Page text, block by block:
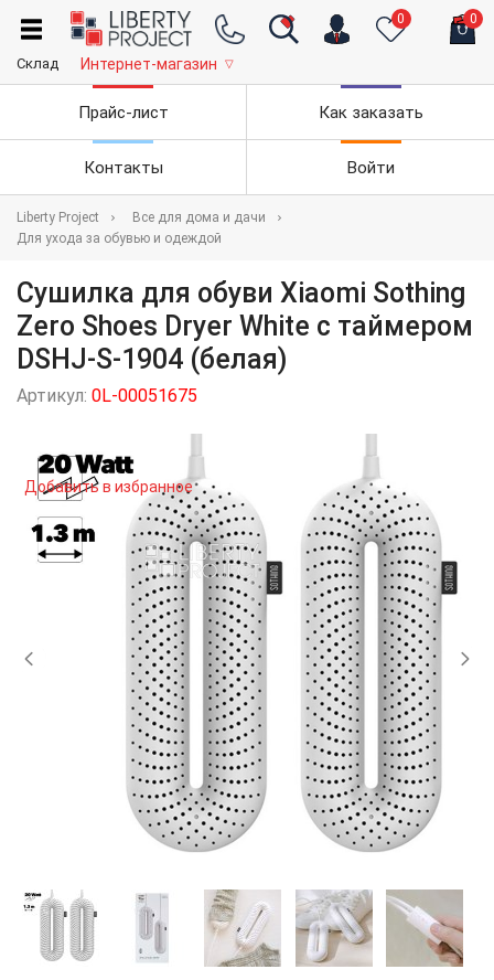
0 0
Склад Интернет-магазин ▽
Прайс-лист Как заказать
Контакты Войти
Liberty Project
Все для дома и дачи
Для ухода за обувью и одеждой
Сушилка для обуви Xiaomi Sothing
Zero Shoes Dryer White с таймером
DSHJ-S-1904 (белая)
Артикул: 0L-00051675
Добавить в избранное